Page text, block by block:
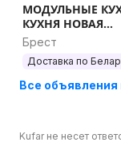
МОДУЛЬНЫЕ
КУХНЯ НОВАЯ
БЮДЖЕТНАЯ.
И УГЛОВЫЕ.
РАЗМЕР.
Брест
Доставка по
Все
Kufar не несет